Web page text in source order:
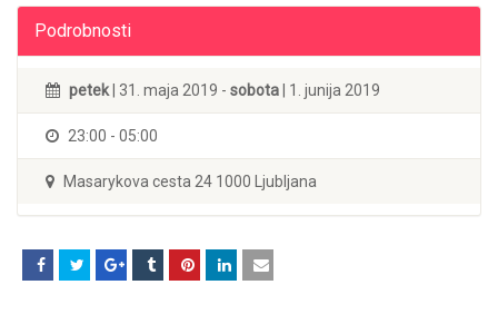
Podrobnosti
petek | 31. maja 2019 - sobota | 1. junija 2019
23:00 - 05:00
Masarykova cesta 24 1000 Ljubljana